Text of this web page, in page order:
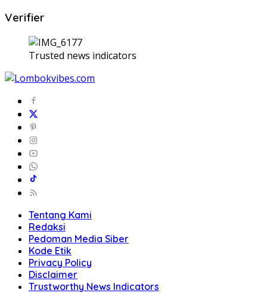
Verifier
Trusted news indicators
Tentang Kami
Redaksi
Pedoman Media Siber
Kode Etik
Privacy Policy
Disclaimer
Trustworthy News Indicators